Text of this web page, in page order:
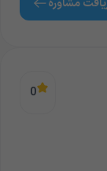
0